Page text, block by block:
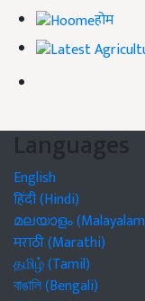
होम
Languages
English
हिंदी (Hindi)
മലയാളം
मराठी (Marathi)
தமிழ் (Tamil)
বাঙালি (Bengali)